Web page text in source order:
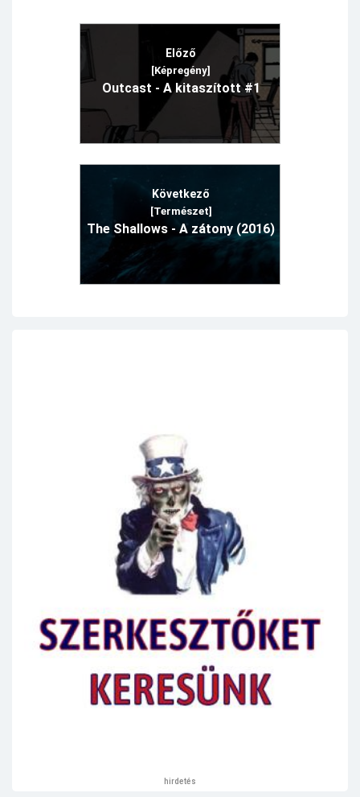
Előző
[Képregény]
Outcast - A kitaszított #1
Következő
[Természet]
The Shallows - A zátony (2016)
hirdetés